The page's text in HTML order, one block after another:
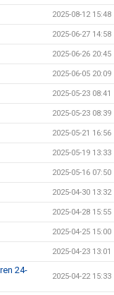
2025-08-12 15:48
2025-06-27 14:58
2025-06-26 20:45
2025-06-05 20:09
2025-05-23 08:41
2025-05-23 08:39
2025-05-21 16:56
2025-05-19 13:33
2025-05-16 07:50
2025-04-30 13:32
2025-04-28 15:55
2025-04-25 15:00
2025-04-23 13:01
24-
2025-04-22 15:33